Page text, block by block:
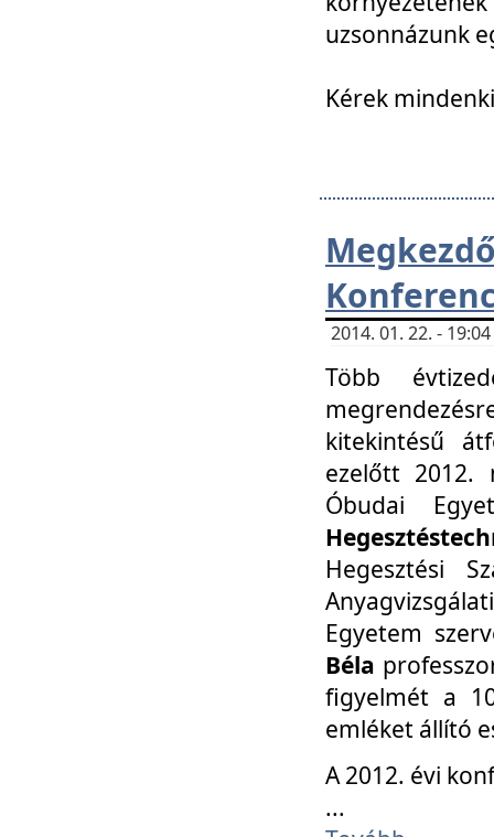
uzsonnázunk
Kérek
2014. 01. 22. -
Több
kitekintésű
ezelőtt 2012.
Óbudai
Hegesztési
Egyetem
Béla
figyelmét a
emléket állító
A 2012. évi
...